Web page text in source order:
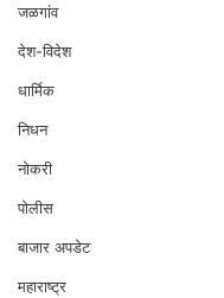
जळगांव
देश-विदेश
धार्मिक
निधन
नोकरी
पोलीस
बाजार अपडेट
महाराष्ट्र